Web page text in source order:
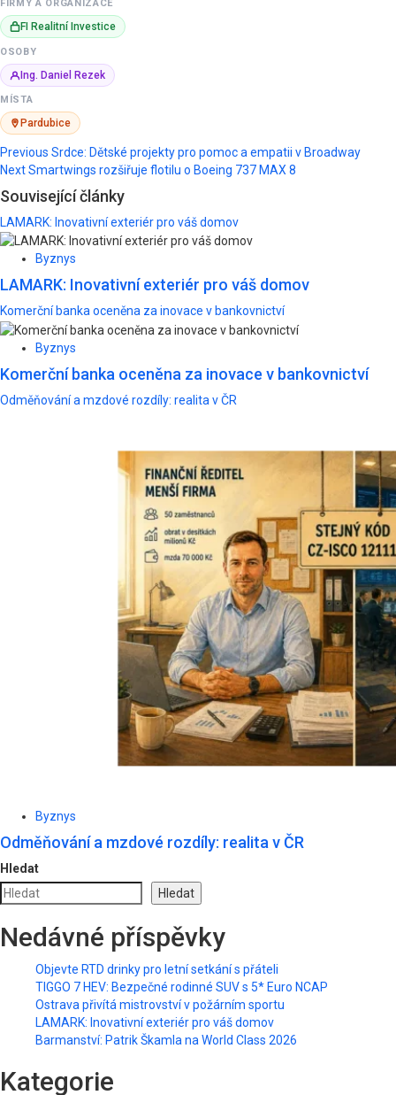
FIRMY A ORGANIZACE
FI Realitní Investice
OSOBY
Ing. Daniel Rezek
MÍSTA
Pardubice
Post
navigation
Previous Srdce: Dětské projekty pro pomoc a empatii v Broadway
NextSmartwings rozšiřuje flotilu o Boeing 737 MAX 8
Související články
LAMARK: Inovativní exteriér pro váš domov
Byznys
LAMARK: Inovativní exteriér pro váš domov
Komerční banka oceněna za inovace v bankovnictví
Byznys
Komerční banka oceněna za inovace v bankovnictví
Odměňování a mzdové rozdíly: realita v ČR
Byznys
Odměňování a mzdové rozdíly: realita v ČR
Hledat
Hledat
Nedávné příspěvky
Objevte RTD drinky pro letní setkání s přáteli
TIGGO 7 HEV: Bezpečné rodinné SUV s 5* Euro NCAP
Ostrava přivítá mistrovství v požárním sportu
LAMARK: Inovativní exteriér pro váš domov
Barmanství: Patrik Škamla na World Class 2026
Kategorie